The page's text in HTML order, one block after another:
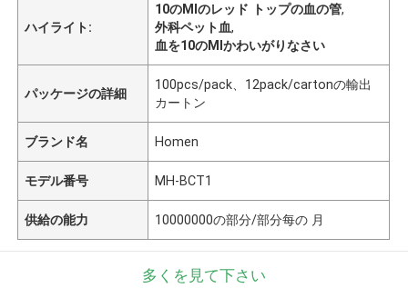
ハイライト:
10のMlのレッド トップの血の管,
外科ペット血,
血を10のMlかわいがりなさい
パッケージの詳細
100pcs/pack、12pack/cartonの輸出
カートン
ブランド名 Homen
モデル番号 MH-BCT1
供給の能力 10000000の部分/部分每の 月
多くを見て下さい